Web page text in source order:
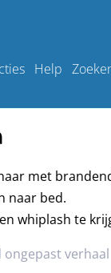
Help
met
naar bed.
whiplash te
ongepast verhaal